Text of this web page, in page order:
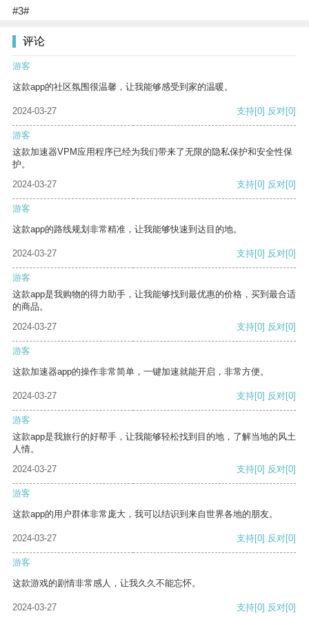
#3#
评论
游客
这款app的社区氛围很温馨，让我能够感受到家的温暖。
2024-03-27 支持[0] 反对[0]
游客
这款加速器VPM应用程序已经为我们带来了无限的隐私保护和安全性保
护。
2024-03-27
支持[0] 反对[0]
游客
这款app的路线规划非常精准，让我能够快速到达目的地。
2024-03-27 支持[0] 反对[0]
游客
这款app是我购物的得力助手，让我能够找到最优惠的价格，买到最合适
的商品。
2024-03-27
支持[0] 反对[0]
游客
这款加速器app的操作非常简单，一键加速就能开启，非常方便。
2024-03-27 支持[0] 反对[0]
游客
这款app是我旅行的好帮手，让我能够轻松找到目的地，了解当地的风土
人情。
2024-03-27
支持[0] 反对[0]
游客
这款app的用户群体非常庞大，我可以结识到来自世界各地的朋友。
2024-03-27 支持[0] 反对[0]
游客
这款游戏的剧情非常感人，让我久久不能忘怀。
2024-03-27 支持[0] 反对[0]